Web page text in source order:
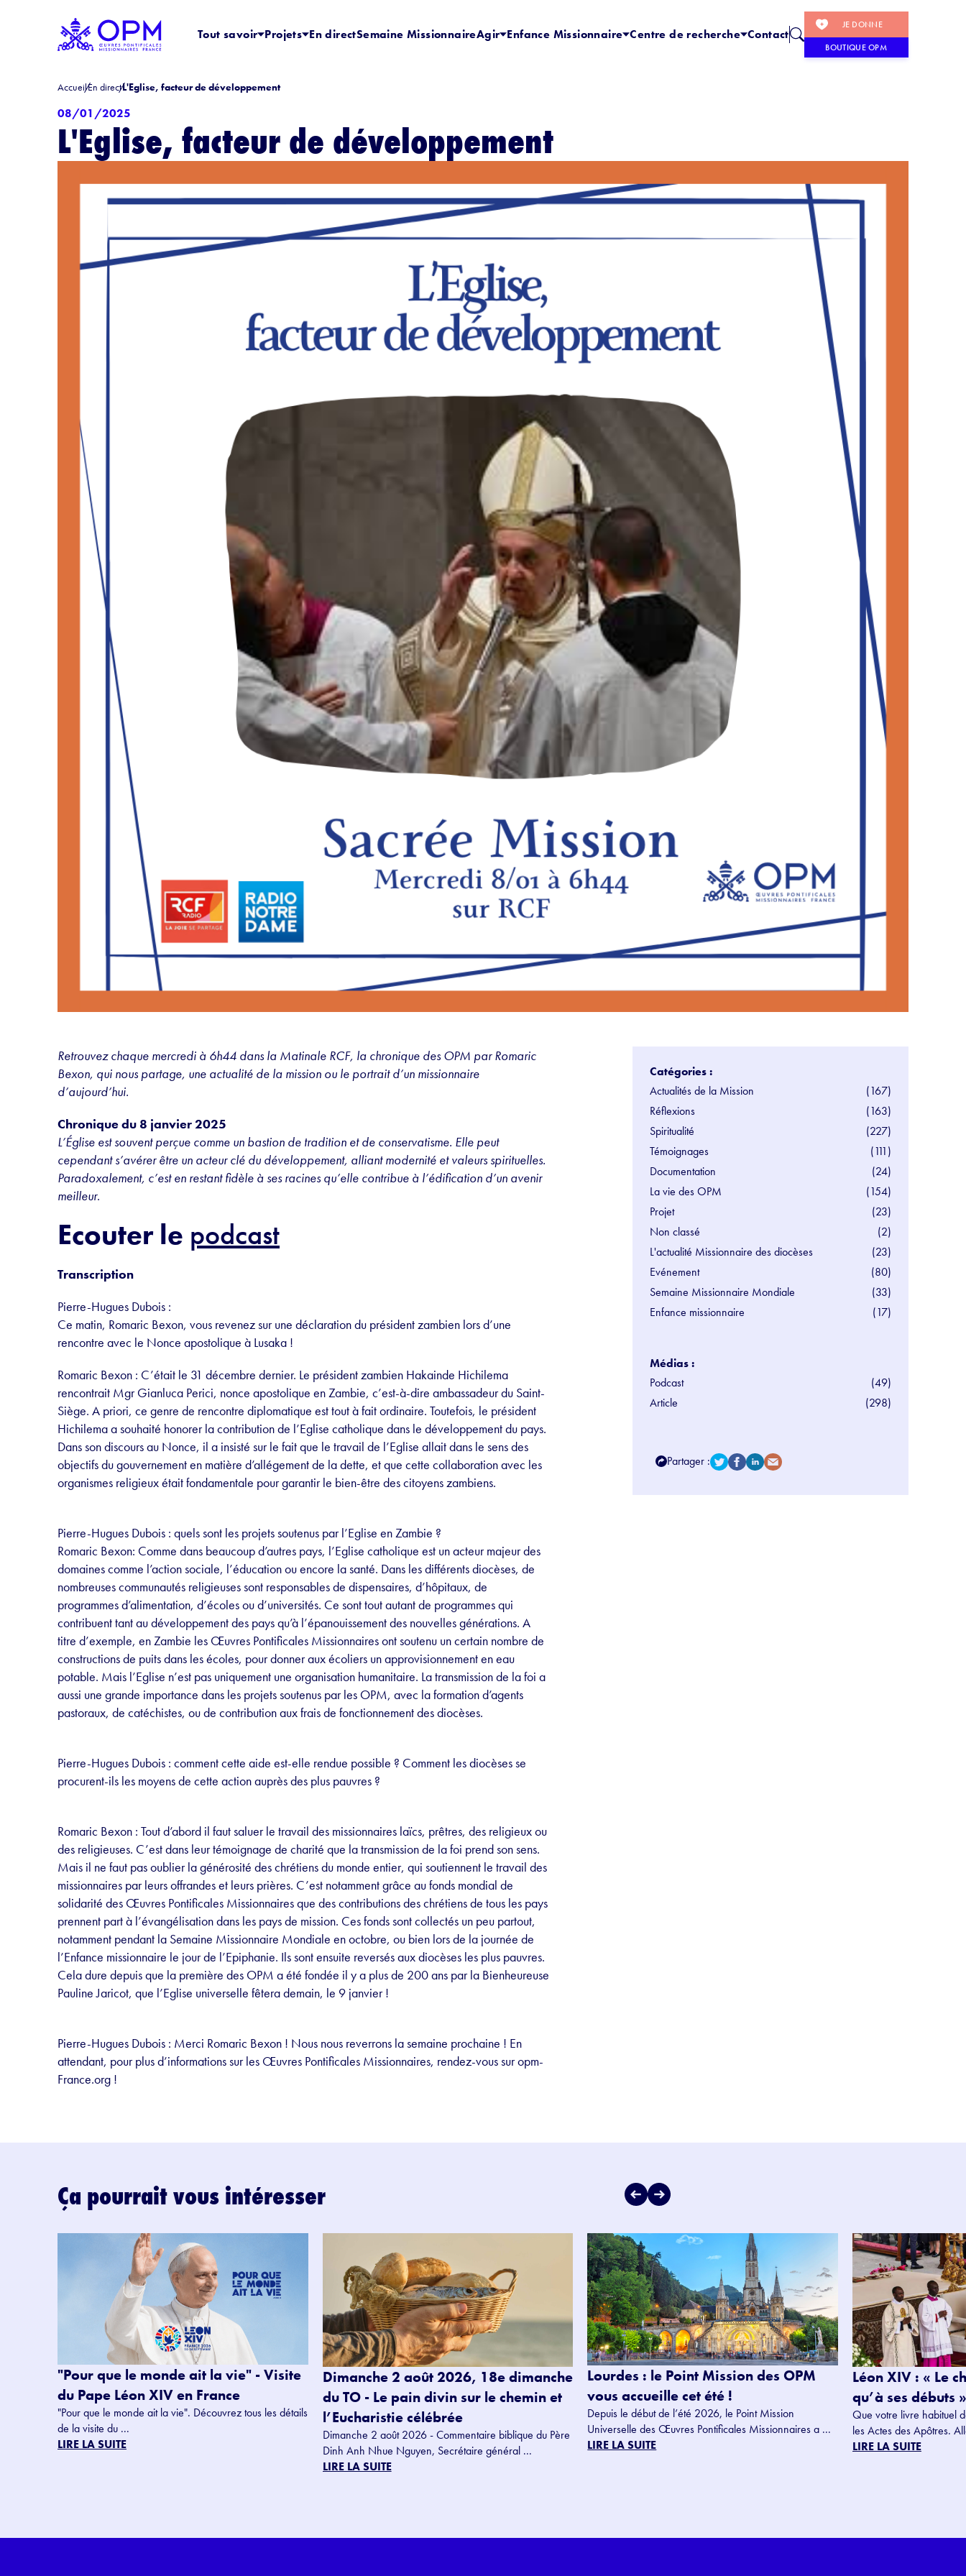
Tout savoir Projets En directSemaine MissionnaireAgir Enfance Missionnaire Centre de recherche Contact
JE DONNE
BOUTIQUE OPM
AccueilEn directL'Eglise, facteur de développement
08/01/2025
L'Eglise, facteur de développement
Retrouvez chaque mercredi à 6h44 dans la Matinale RCF, la chronique des OPM par Romaric
Bexon, qui nous partage, une actualité de la mission ou le portrait d’un missionnaire
d’aujourd’hui.
Chronique du 8 janvier 2025
L’Église est souvent perçue comme un bastion de tradition et de conservatisme. Elle peut
cependant s’avérer être un acteur clé du développement, alliant modernité et valeurs spirituelles.
Paradoxalement, c’est en restant fidèle à ses racines qu’elle contribue à l’édification d’un avenir
meilleur.
Ecouter le podcast
Transcription
Pierre-Hugues Dubois :
Ce matin, Romaric Bexon, vous revenez sur une déclaration du président zambien lors d’une
rencontre avec le Nonce apostolique à Lusaka !
Romaric Bexon : C’était le 31 décembre dernier. Le président zambien Hakainde Hichilema
rencontrait Mgr Gianluca Perici, nonce apostolique en Zambie, c’est-à-dire ambassadeur du Saint-
Siège. A priori, ce genre de rencontre diplomatique est tout à fait ordinaire. Toutefois, le président
Hichilema a souhaité honorer la contribution de l’Eglise catholique dans le développement du pays.
Dans son discours au Nonce, il a insisté sur le fait que le travail de l’Eglise allait dans le sens des
objectifs du gouvernement en matière d’allégement de la dette, et que cette collaboration avec les
organismes religieux était fondamentale pour garantir le bien-être des citoyens zambiens.
Pierre-Hugues Dubois : quels sont les projets soutenus par l’Eglise en Zambie ?
Romaric Bexon: Comme dans beaucoup d’autres pays, l’Eglise catholique est un acteur majeur des
domaines comme l’action sociale, l’éducation ou encore la santé. Dans les différents diocèses, de
nombreuses communautés religieuses sont responsables de dispensaires, d’hôpitaux, de
programmes d’alimentation, d’écoles ou d’universités. Ce sont tout autant de programmes qui
contribuent tant au développement des pays qu’à l’épanouissement des nouvelles générations. A
titre d’exemple, en Zambie les Œuvres Pontificales Missionnaires ont soutenu un certain nombre de
constructions de puits dans les écoles, pour donner aux écoliers un approvisionnement en eau
potable. Mais l’Eglise n’est pas uniquement une organisation humanitaire. La transmission de la foi a
aussi une grande importance dans les projets soutenus par les OPM, avec la formation d’agents
pastoraux, de catéchistes, ou de contribution aux frais de fonctionnement des diocèses.
Pierre-Hugues Dubois : comment cette aide est-elle rendue possible ? Comment les diocèses se
procurent-ils les moyens de cette action auprès des plus pauvres ?
Romaric Bexon : Tout d’abord il faut saluer le travail des missionnaires laïcs, prêtres, des religieux ou
des religieuses. C’est dans leur témoignage de charité que la transmission de la foi prend son sens.
Mais il ne faut pas oublier la générosité des chrétiens du monde entier, qui soutiennent le travail des
missionnaires par leurs offrandes et leurs prières. C’est notamment grâce au fonds mondial de
solidarité des Œuvres Pontificales Missionnaires que des contributions des chrétiens de tous les pays
prennent part à l’évangélisation dans les pays de mission. Ces fonds sont collectés un peu partout,
notamment pendant la Semaine Missionnaire Mondiale en octobre, ou bien lors de la journée de
l’Enfance missionnaire le jour de l’Epiphanie. Ils sont ensuite reversés aux diocèses les plus pauvres.
Cela dure depuis que la première des OPM a été fondée il y a plus de 200 ans par la Bienheureuse
Pauline Jaricot, que l’Eglise universelle fêtera demain, le 9 janvier !
Pierre-Hugues Dubois : Merci Romaric Bexon ! Nous nous reverrons la semaine prochaine ! En
attendant, pour plus d’informations sur les Œuvres Pontificales Missionnaires, rendez-vous sur opm-
France.org !
Catégories :
Actualités de la Mission
(167)
Réflexions
(163)
Spiritualité
(227)
Témoignages
(111)
Documentation
(24)
La vie des OPM
(154)
Projet
(23)
Non classé
(2)
L'actualité Missionnaire des diocèses
(23)
Evénement
(80)
Semaine Missionnaire Mondiale
(33)
Enfance missionnaire
(17)
Médias :
Podcast
(49)
Article
(298)
Partager :
Ça pourrait vous intéresser
"Pour que le monde ait la vie" - Visite
du Pape Léon XIV en France
"Pour que le monde ait la vie". Découvrez tous les détails
de la visite du ...
LIRE LA SUITE
Dimanche 2 août 2026, 18e dimanche
du TO - Le pain divin sur le chemin et
l’Eucharistie célébrée
Dimanche 2 août 2026 - Commentaire biblique du Père
Dinh Anh Nhue Nguyen, Secrétaire général ...
LIRE LA SUITE
Lourdes : le Point Mission des OPM
vous accueille cet été !
Depuis le début de l’été 2026, le Point Mission
Universelle des Œuvres Pontificales Missionnaires a ...
LIRE LA SUITE
Léon XIV : « Le
qu’à ses débuts
Que votre livre habituel
les Actes des Apôtres.
LIRE LA SUITE